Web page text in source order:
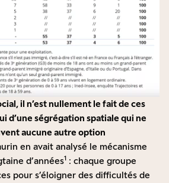
il n’est nullement le fait de ces
d’une ségrégation spatiale qui ne
aucune autre option
en avait analysé le mécanisme
d’années1 : chaque groupe
pour s’éloigner des difficultés de